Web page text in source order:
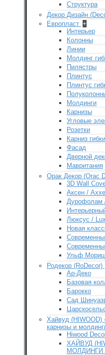
Структура
Декор Дизайн
Европласт +
Интерьер
Колонны
Линии
Молдинг
Пилястры
Плинтус
Плинтус
Молдинги
Карнизы
Угловые
Розетки
Карниз
Фасад
Дверной
Мавритания
Орак Декор (Orac
3D Wall
Аксен /
Дурофолам
Люксус /
Новая
Ульф Мориц
Родекор (RoDecor)
Ар-Деко
Базовая
Барокко
Сад
Хайвуд
карнизы и
Hiwood
ХАЙВУД
МОЛДИНГИ